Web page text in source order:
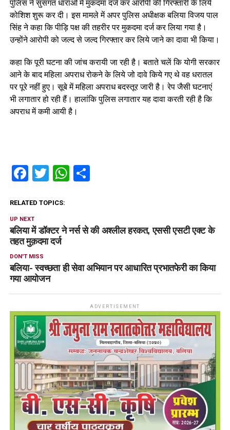
पुलिस ने सुसंगत धाराओं में मुकदमा दर्ज कर आरोपी की गिरफ्तारी के लिये
कोशिश शुरू कर दी। इस मामले में अपर पुलिस अधीक्षक बलिया विजय पाल
सिंह ने कहा कि पीड़ि पक्ष की तहरीर पर मुकदमा दर्ज कर लिया गया है।
उन्होंने आरोपी को जल्द से जल्द गिरफ्तार कर लिये जाने का दावा भी किया।
कहा कि पूरी घटना की जांच करायी जा रही है। बताते चलें कि योगी सरकार
आने के बाद महिला अपराध रोकने के लिये जो दावे किये गए थे वह धरातल
पर पूरे नहीं हुए। सूबे में महिला अपराध बदस्तूर जारी है। रेप जैसी घटनाएं
भी लगातार हो रही हैं। हालांकि पुलिस लगातार यह दावा करती रही है कि
अपराध में कमी आयी है।
Facebook
TwitterWhatsApp
Share
RELATED TOPICS:
UP NEXT
बलिया में डॉक्टर ने नर्स से की अश्लील हरकत, एससी एसटी एक्ट के
तहत मुक़दमा दर्ज
DON'T MISS
बलिया- स्वच्छता ही सेवा अभियान पर आधारित प्रभातफेरी का किया
गया आयोजन
ADVERTISEMENT